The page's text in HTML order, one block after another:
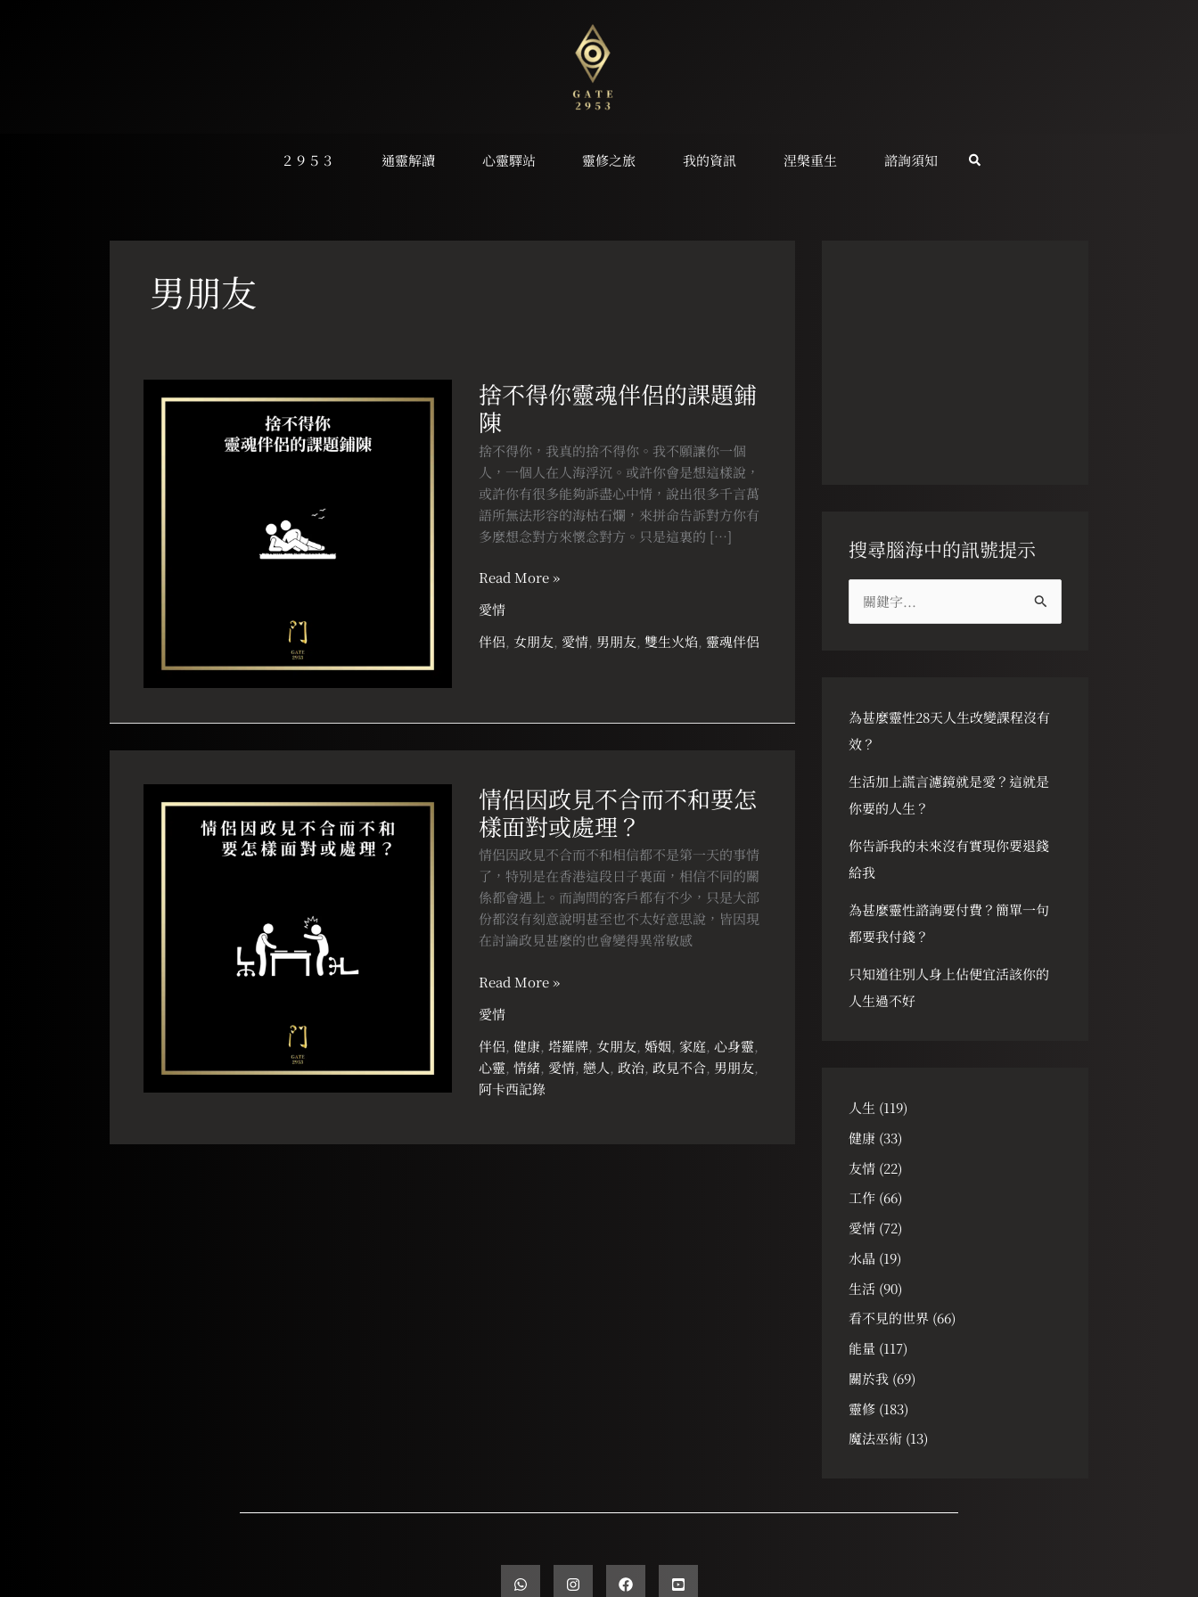
２９５３ 通靈解讀 心靈驛站 靈修之旅 我的資訊 涅槃重生 諮詢須知
男朋友
捨不得你靈魂伴侶的課題鋪
陳
捨不得你，我真的捨不得你。我不願讓你一個
人，一個人在人海浮沉。或許你會是想這樣說，
或許你有很多能夠訴盡心中情，說出很多千言萬
語所無法形容的海枯石爛，來拼命告訴對方你有
多麼想念對方來懷念對方。只是這裏的 […]
得
你
靈
魂
伴
侶
的
課
題
陳
Read More »
愛情
伴侶, 女朋友, 愛情, 男朋友,雙生火焰,靈魂伴侶
情侶因政見不合而不和要怎
樣面對或處理？
情侶因政見不合而不和相信都不是第一天的事情
了，特別是在香港這段日子裏面，相信不同的關
係都會遇上。而詢問的客戶都有不少，只是大部
份都沒有刻意說明甚至也不太好意思說，皆因現
在討論政見甚麼的也會變得異常敏感
因
政
見
不
合
而
不
和
要
怎
樣
面
對
或
處
Read More »
愛情
伴侶,健康,塔羅牌, 女朋友,婚姻,家庭,心身靈,
心靈,情緒, 愛情, 戀人 , 政治, 政見不合, 男朋友,
阿卡西記錄
搜尋腦海中的訊號提示
字
:
為甚麼靈性28天人生改變課程沒有
效？
生活加上謊言濾鏡就是愛？這就是
你要的人生？
你告訴我的未來沒有實現你要退錢
給我
為甚麼靈性諮詢要付費？簡單一句
都要我付錢？
只知道往別人身上佔便宜活該你的
人生過不好
人生 (119)
健康(33)
友情(22)
工作(66)
愛情(72)
水晶 (19)
生活(90)
看不見的世界(66)
能量 (117)
關於我(69)
靈修(183)
魔法巫術(13)